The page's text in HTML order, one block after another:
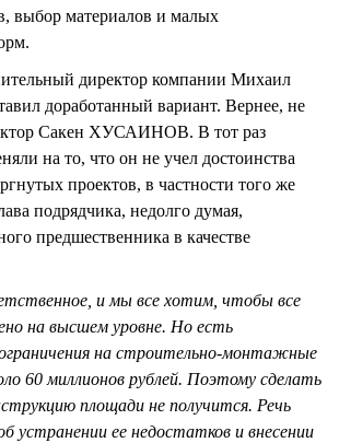
выбор материалов и малых
директор компании Михаил
доработанный вариант. Вернее, не
Сакен ХУСАИНОВ. В тот раз
на то, что он не учел достоинства
проектов, в частности того же
подрядчика, недолго думая,
предшественника в качестве
и мы все хотим, чтобы все
на высшем уровне. Но есть
на строительно-монтажные
60 миллионов рублей. Поэтому сделать
площади не получится. Речь
устранении ее недостатков и внесении